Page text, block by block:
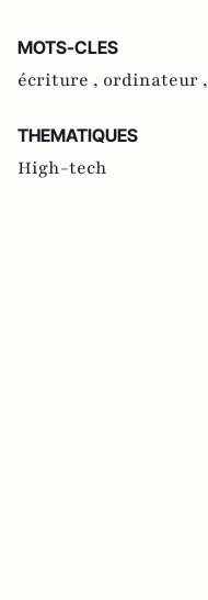
MOTS-CLES
écriture , ordinateur ,
THEMATIQUES
High-tech